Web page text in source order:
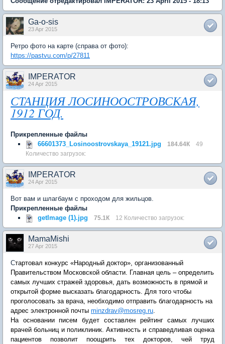
Ga-o-sis
23 Apr 2015
Ретро фото на карте (справа от фото):
https://pastvu.com/p/27811
IMPERATOR
24 Apr 2015
СТАНЦИЯ ЛОСИНООСТРОВСКАЯ,
1912 ГОД.
Прикрепленные файлы
66601373_Losinoostrovskaya_19121.jpg
184.64К
49
Количество загрузок:
IMPERATOR
24 Apr 2015
Вот вам и шлагбаум с проходом для жильцов.
Прикрепленные файлы
getImage (1).jpg
75.1К 12 Количество загрузок:
MamaMishi
27 Apr 2015
Стартовал конкурс «Народный доктор», организованный
Правительством Московской области. Главная цель – определить
самых лучших стражей здоровья, дать возможность в прямой и
открытой форме высказать благодарность. Для того чтобы
проголосовать за врача, необходимо отправить благодарность на
адрес электронной почты minzdrav@mosreg.ru.
На основании писем будет составлен рейтинг самых лучших
врачей больниц и поликлиник. Активность и справедливая оценка
пациентов позволит поощрить тех докторов, чей труд